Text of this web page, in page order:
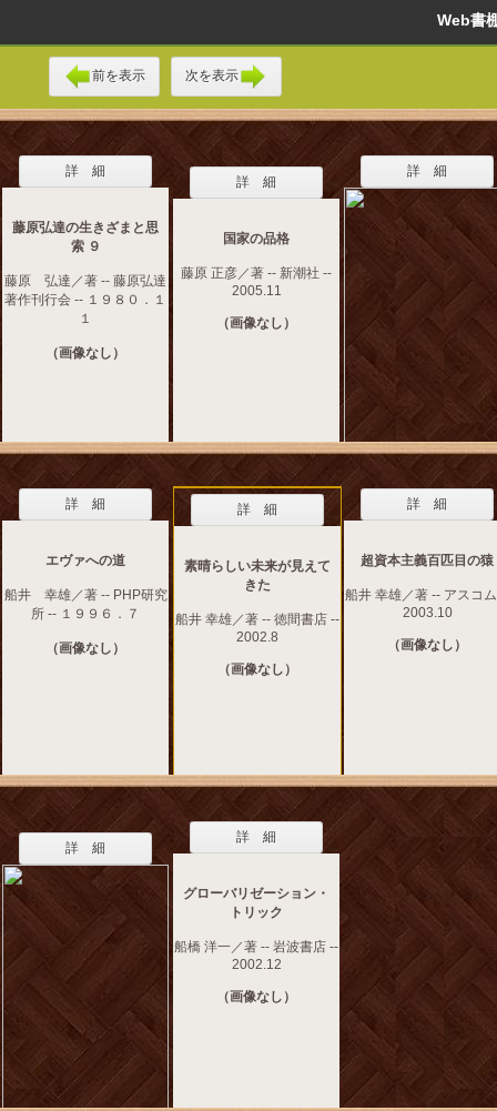
Web
前を表示 次を表示
詳 細
藤原弘達の生きざまと思
索 ９
藤原 弘達／著 -- 藤原弘達
著作刊行会 -- １９８０．１
１
（画像なし）
詳 細
国家の品格
藤原 正彦／著 -- 新潮社 --
2005.11
（画像なし）
詳 細
詳 細
エヴァへの道
船井 幸雄／著 -- PHP研究
所 -- １９９６．７
（画像なし）
詳 細
素晴らしい未来が見えて
きた
船井 幸雄／著 -- 徳間書店 --
2002.8
（画像なし）
詳 細
超資本主義百匹目の猿
船井 幸雄／著 -- アスコ
2003.10
（画像なし）
詳 細
詳 細
グローバリゼーション・
トリック
船橋 洋一／著 -- 岩波書店 --
2002.12
（画像なし）